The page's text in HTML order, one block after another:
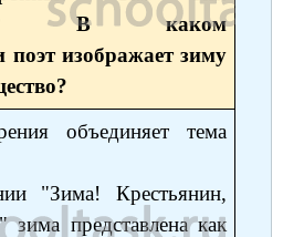
В каком
поэт изображает зиму
объединяет тема
"Зима! Крестьянин,
зима представлена как